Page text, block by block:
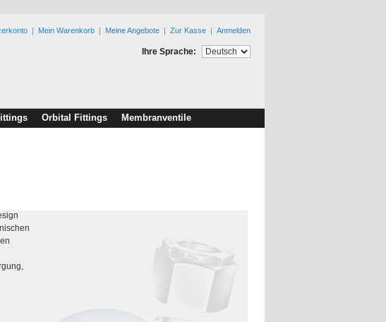
Mein Warenkorb Meine Angebote Zur Kasse Anmelden
Ihre Sprache:
Orbital Fittings Membranventile